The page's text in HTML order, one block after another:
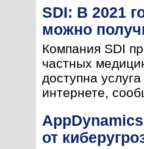
SDI: В 2021
можно
Компания SDI
частных
доступна
интернете,
от